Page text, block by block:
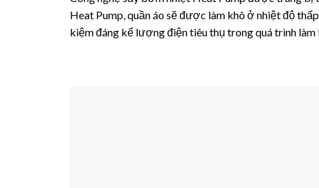
Heat Pump, quần áo sẽ được làm khô ở nhiệt độ
kiệm đáng kể lượng điện tiêu thụ trong quá trình làm